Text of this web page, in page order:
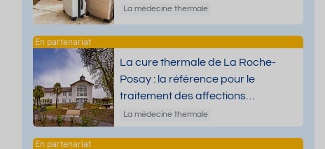
La médecine thermale
La cure thermale de La Roche-
Posay : la référence pour le
traitement des affections
dermatologiques
La médecine thermale